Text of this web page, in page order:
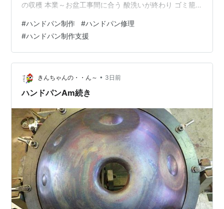
の収穫 本業～お盆工事間に合う 酸洗いが終わり ゴミ籠
(-д-;）ぉぃぉぃ 120なら市販品が有り 1.2ｍｍ位なら動か
せそうな物 (´ヘ｀;) う～ん 帰ろう 溜まりの鯉と 何日か
ぶり もうちょいカラス ～☆。.:*:・'゜ヽ( ´ー`)ノ んじゃ
まったね～♪
#ハンドパン制作 #ハンドパン修理
#ハンドパン制作支援
きんちゃんの・・ん～ • 3日前
ハンドパンAm続き